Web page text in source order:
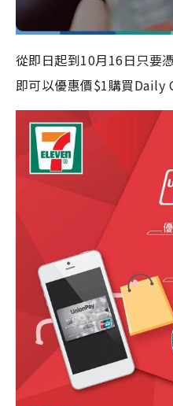
從即日起到10月16日只要
即可以優惠價$1購買Daily